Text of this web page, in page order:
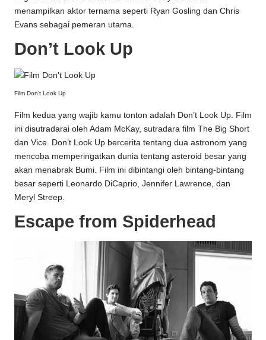
menampilkan aktor ternama seperti Ryan Gosling dan Chris
Evans sebagai pemeran utama.
Don’t Look Up
Film Don’t Look Up
Film kedua yang wajib kamu tonton adalah Don’t Look Up. Film
ini disutradarai oleh Adam McKay, sutradara film The Big Short
dan Vice. Don’t Look Up bercerita tentang dua astronom yang
mencoba memperingatkan dunia tentang asteroid besar yang
akan menabrak Bumi. Film ini dibintangi oleh bintang-bintang
besar seperti Leonardo DiCaprio, Jennifer Lawrence, dan
Meryl Streep.
Escape from Spiderhead